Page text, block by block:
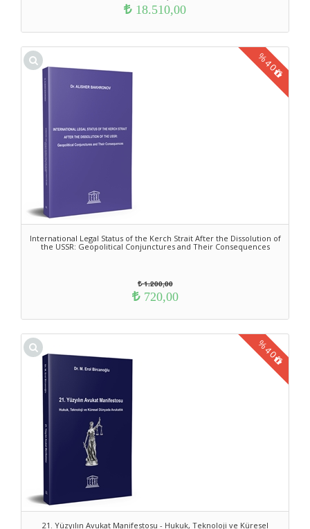
18.510,00
International Legal Status of the Kerch Strait After the Dissolution of
the USSR: Geopolitical Conjunctures and Their Consequences
%40
1.200,00
720,00
21. Yüzyılın Avukat Manifestosu - Hukuk, Teknoloji ve Küresel
%40